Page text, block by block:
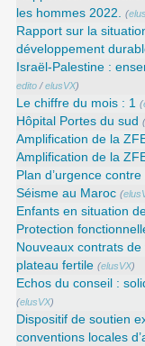
les hommes 2022. (
Rapport sur la
développement
Israël-Palestine :
edito /elusVX)
Le chiffre du mois : 1 (
Hôpital Portes du sud
Amplification de la
Amplification de la
Plan d’urgence contre
Séisme au Maroc (
Enfants en situation
Protection
Nouveaux contrats de
plateau fertile (elusVX)
Echos du conseil :
(elusVX)
Dispositif de soutien
conventions locales